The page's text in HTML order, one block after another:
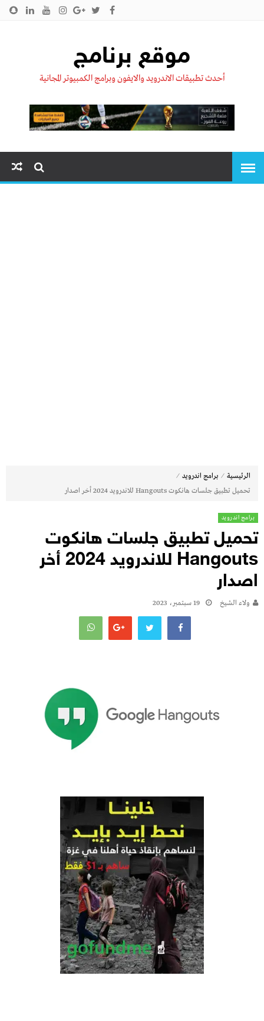
موقع برنامج
أحدث تطبيقات الاندرويد والايفون وبرامج الكمبيوتر المجانية
الرئيسية ⁄ برامج اندرويد ⁄
تحميل تطبيق جلسات هانكوت Hangouts للاندرويد 2024 أخر اصدار
برامج اندرويد
تحميل تطبيق جلسات هانكوت
Hangouts للاندرويد 2024 أخر
اصدار
ولاء الشيخ 19 سبتمبر، 2023